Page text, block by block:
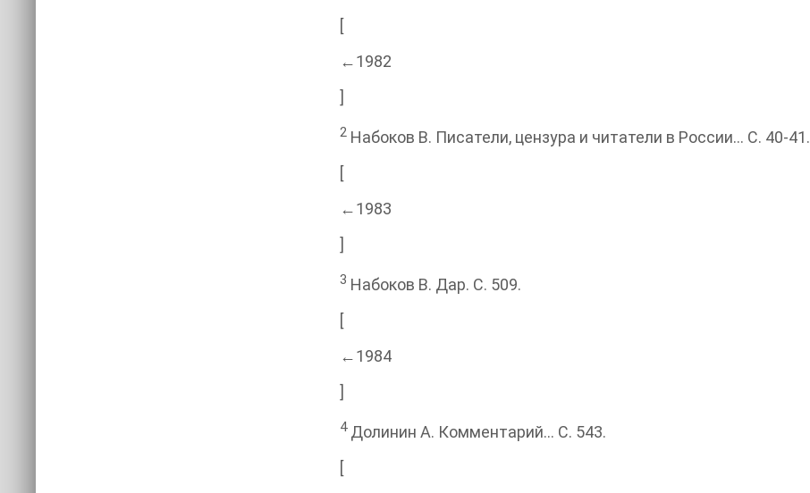
[
←1982
]
2 Набоков В. Писатели, цензура и читатели в России... С. 40-41.
[
←1983
]
3 Набоков В. Дар. С. 509.
[
←1984
]
4Долинин А. Комментарий… С. 543.
[